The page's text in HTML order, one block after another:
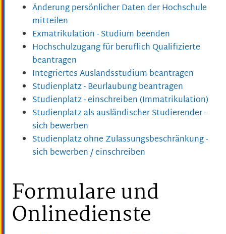
Änderung persönlicher Daten der Hochschule
mitteilen
Exmatrikulation - Studium beenden
Hochschulzugang für beruflich Qualifizierte
beantragen
Integriertes Auslandsstudium beantragen
Studienplatz - Beurlaubung beantragen
Studienplatz - einschreiben (Immatrikulation)
Studienplatz als ausländischer Studierender -
sich bewerben
Studienplatz ohne Zulassungsbeschränkung -
sich bewerben / einschreiben
Formulare und
Onlinedienste